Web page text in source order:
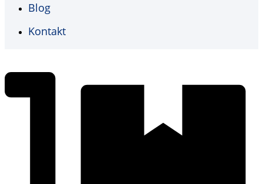
Blog
Kontakt